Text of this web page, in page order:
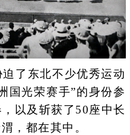
了东北不少优秀运动
国光荣赛手”的身份参
以及斩获了50座中长
，都在其中。